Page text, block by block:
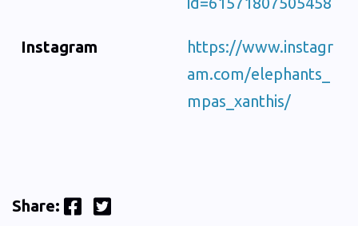
Instagram
https://www.instagr
am.com/elephants_
mpas_xanthis/
Share: Facebook
Twitter